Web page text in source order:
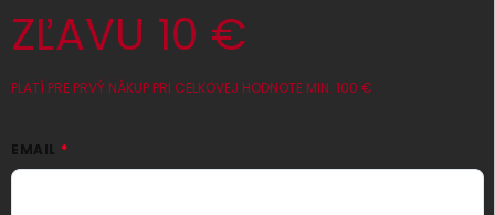
ZĽAVU 10 €
PLATÍ PRE PRVÝ NÁKUP PRI CELKOVEJ HODNOTE MIN. 100 €
EMAIL